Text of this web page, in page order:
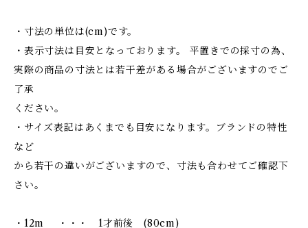
・寸法の単位は(cm)です。
・表示寸法は目安となっております。 平置きでの採寸の為、
実際の商品の寸法とは若干差がある場合がございますのでご
了承
ください。
・サイズ表記はあくまでも目安になります。ブランドの特性
など
から若干の違いがございますので、寸法も合わせてご確認下
さい。
・12m ・・・ 1才前後 (80cm)